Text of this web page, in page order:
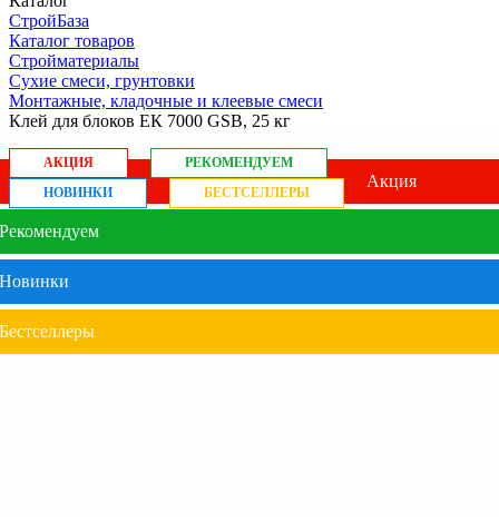
СтройБаза
Каталог товаров
Стройматериалы
Сухие смеси, грунтовки
Монтажные, кладочные и клеевые смеси
Клей для блоков ЕК 7000 GSB, 25 кг
АКЦИЯ
РЕКОМЕНДУЕМ
НОВИНКИ
БЕСТСЕЛЛЕРЫ
Акция
Рекомендуем
Новинки
Бестселлеры